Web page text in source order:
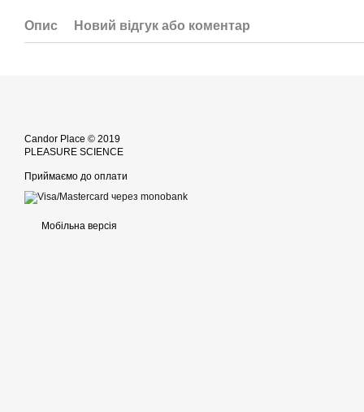
Опис Новий відгук або коментар
Candor Place © 2019
PLEASURE SCIENCE
Приймаємо до оплати
Мобільна версія